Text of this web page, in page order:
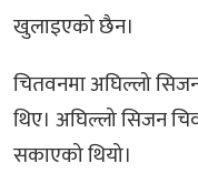
खुलाइएको छैन।
चितवनमा अघिल्लो
थिए। अघिल्लो सिजन
सकाएको थियो।